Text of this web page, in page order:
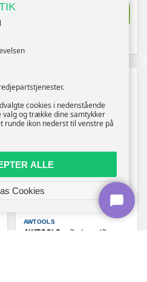
AWTOOLS
AWTOOLS gribetang til
cookies i nedenstående
valg og trække dine samtykker
runde ikon nederst til venstre på
ALLE
Cookies